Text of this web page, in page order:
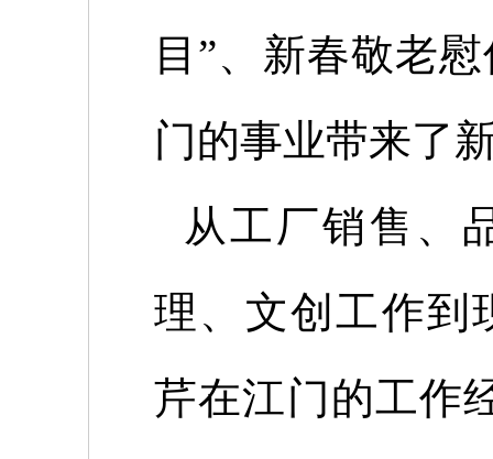
目”、新春敬老
门的事业带来了
从工厂销售、
理、文创工作到
芹在江门的工作